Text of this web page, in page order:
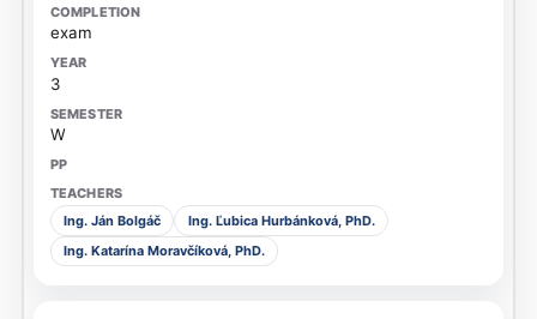
exam
3
W
Ing. Ján Bolgáč
Ing. Ľubica Hurbánková, PhD.
Ing. Katarína Moravčíková, PhD.